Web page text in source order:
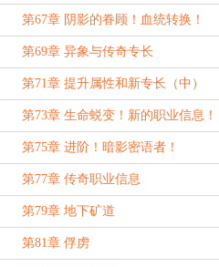
第67章 阴影的眷顾！血统转换！
第69章 异象与传奇专长
第71章 提升属性和新专长（中）
第73章 生命蜕变！新的职业信息！
第75章 进阶！暗影密语者！
第77章 传奇职业信息
第79章 地下矿道
第81章 俘虏